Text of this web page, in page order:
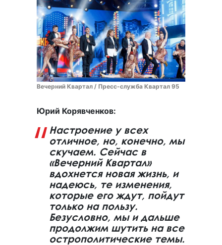
Вечерний Квартал / Пресс-служба Квартал 95
Юрий Корявченков:
Настроение у всех
отличное, но, конечно, мы
скучаем. Сейчас в
«Вечерний Квартал»
вдохнется новая жизнь, и
надеюсь, те изменения,
которые его ждут, пойдут
только на пользу.
Безусловно, мы и дальше
продолжим шутить на все
острополитические темы.